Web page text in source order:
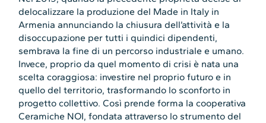
delocalizzare la produzione del Made in Italy in
Armenia annunciando la chiusura dell’attività e la
disoccupazione per tutti i quindici dipendenti,
sembrava la fine di un percorso industriale e umano.
Invece, proprio da quel momento di crisi è nata una
scelta coraggiosa: investire nel proprio futuro e in
quello del territorio, trasformando lo sconforto in
progetto collettivo. Così prende forma la cooperativa
Ceramiche NOI, fondata attraverso lo strumento del